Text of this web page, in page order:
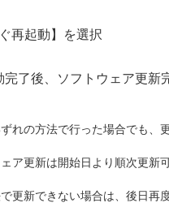
ぐ再起動】を選択
完了後、ソフトウェア更新
ずれの方法で行った場合でも、
ア更新は開始日より順次更新
で更新できない場合は、後日再